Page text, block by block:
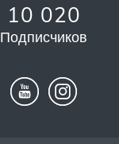
10 020
Подписчиков